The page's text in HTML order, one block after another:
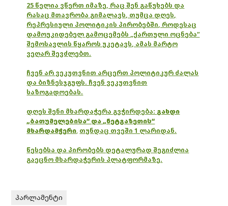
25 წელია ვწერთ იმაზე, რაც შენ გაწუხებს და
რასაც მთავრობა გიმალავს, თუმცა დღეს,
რეპრესიული პოლიტიკის პირობებში, როდესაც
დამოუკიდებელ გამოცემებს „ქართული ოცნება“
შემოსავლის წყაროს უკეტავს, ამას მარტო
ვეღარ შევძლებთ.
ჩვენ არ ვეკუთვნით არცერთ პოლიტიკურ ძალას
და ბიზნესჯგუფს. ჩვენ ვეკუთვნით
საზოგადოებას.
დღეს შენი მხარდაჭერა გვჭირდება: გახდი
„ბათუმელებისა“ და „ნეტგაზეთის“
მხარდამჭერი, თუნდაც თვეში 1 ლარიდან.
წესებსა და პირობებს დეტალურად შეგიძლია
გაეცნო მხარდაჭერის პლატფორმაზე.
პარლამენტი